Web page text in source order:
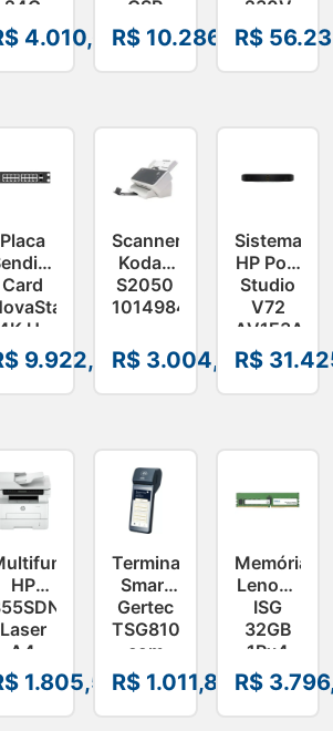
24G
4.010,68
CSP
DG7GMGF0PN45-
001
R$ 10.286,95
230V
R$
00
Placa
Card
4K H-
–
9.922,48
Scanner
Kodak
S2050
1014984i
R$ 3.004,54
Sistema
HP Poly
Studio
V72
R$
HP
Laser
A4
MFP –
1.805,56
Terminal
Smart
Gertec
TSG810
com
Impressora
Integrada
–
R$ 1.011,88
Memória
Lenovo
ISG
32GB
1Rx4
DDR5-
4800
R$